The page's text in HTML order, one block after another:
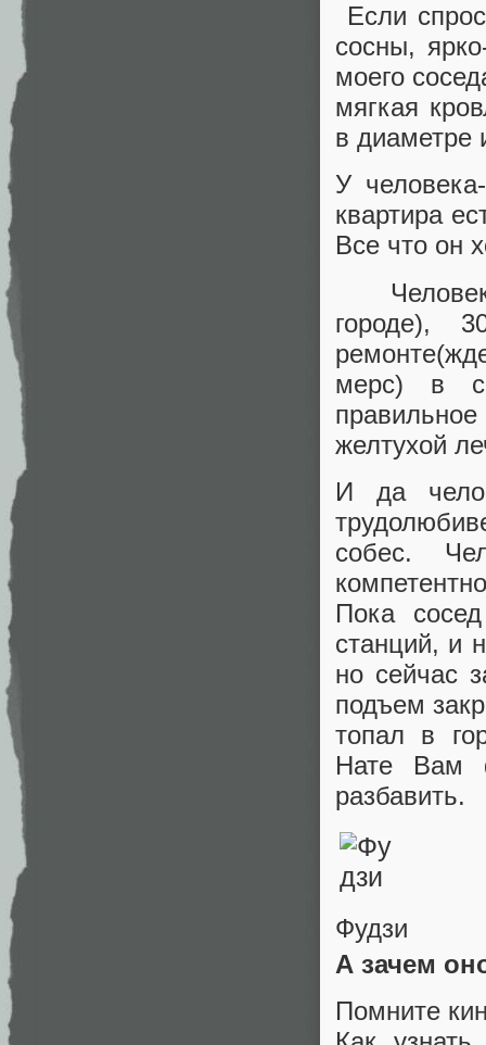
Если
сосны,
моего
мягкая
в диаметре
У
квартира
Все что он
городе),
мерс) в
желтухой
И да
собес.
Пока
станций, и
но сейчас
подъем
топал в
Нате Вам
разбавить.
Фудзи
А зачем
Помните